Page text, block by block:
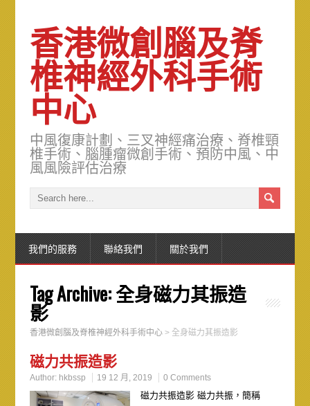
香港微創腦及脊
椎神經外科手術
中心
中風復康計劃、三叉神經痛治療、脊椎頸
椎手術、腦腫瘤微創手術、預防中風、中
風風險評估治療
我們的服務 聯絡我們 關於我們
Tag Archive:全身磁力其振造
影
香港微創腦及脊椎神經外科手術中心> 全身磁力其振造影
磁力共振造影
Author: hkbssp 19 12 月, 2019 0 Comments
磁力共振造影 磁力共振，簡稱